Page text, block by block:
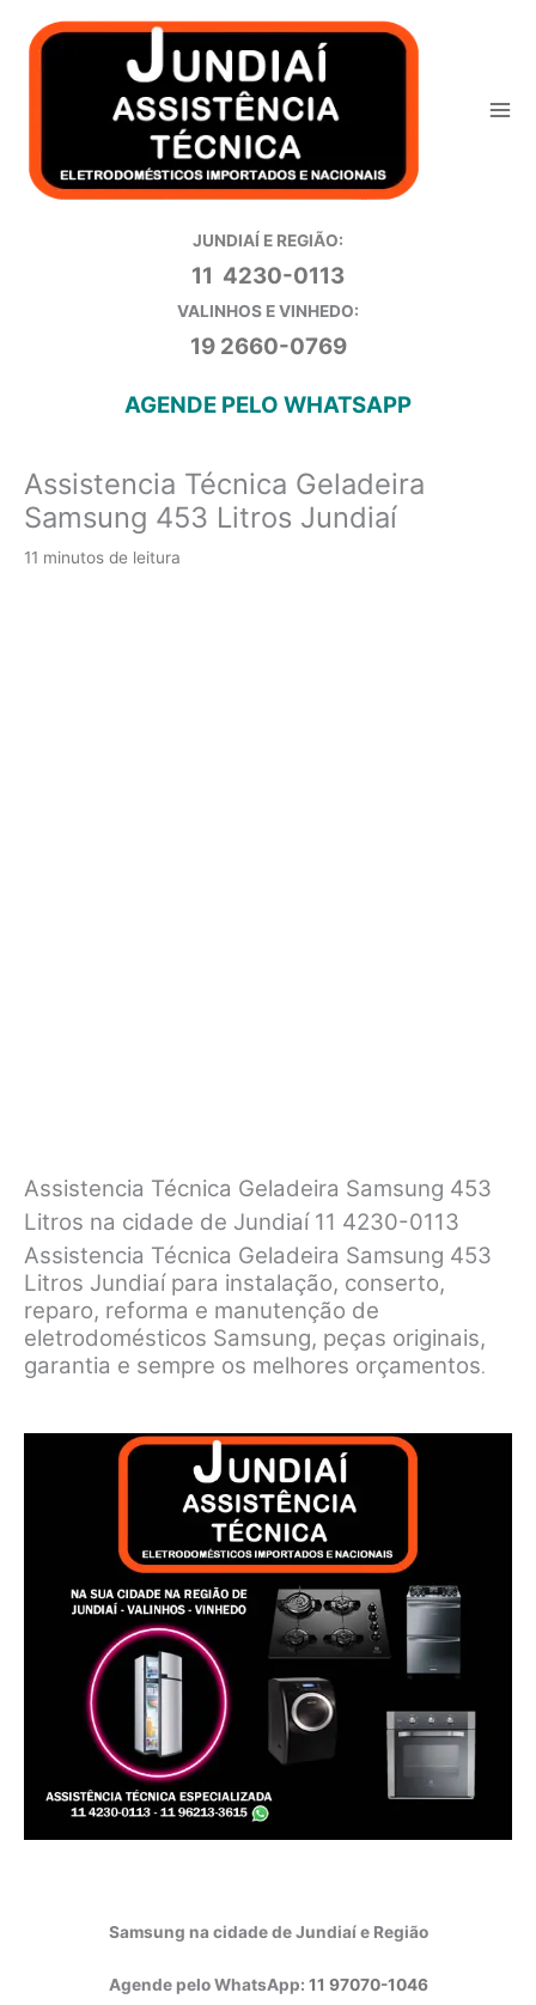
para
JUNDIAÍ E REGIÃO:
11 4230-0113
VALINHOS E VINHEDO:
19 2660-0769
AGENDE PELO WHATSAPP
Assistencia Técnica Geladeira
Samsung 453 Litros Jundiaí
11 minutos de leitura
Assistencia Técnica Geladeira Samsung 453
Litros na cidade de Jundiaí 11 4230-0113
Assistencia Técnica Geladeira Samsung 453
Litros Jundiaí para instalação, conserto,
reparo, reforma e manutenção de
eletrodomésticos Samsung, peças originais,
garantia e sempre os melhores orçamentos.
Samsung na cidade de Jundiaí e Região
Agende pelo WhatsApp: 11 97070-1046